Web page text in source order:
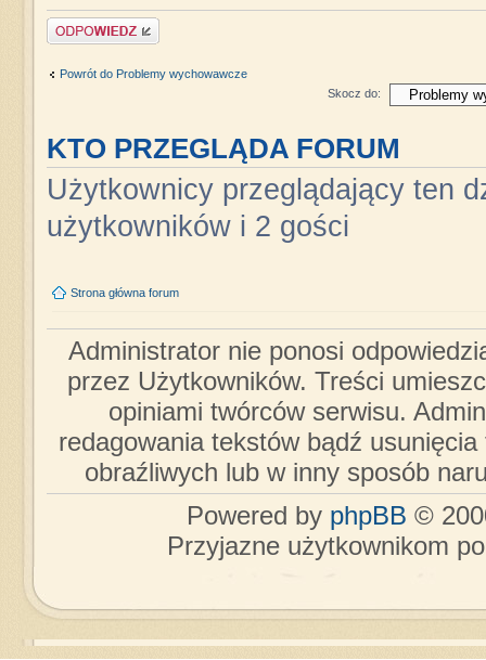
Napisz komentarz
Powrót do Problemy wychowawcze
Skocz do:
KTO PRZEGLĄDA FORUM
Użytkownicy przeglądający ten
użytkowników i 2 gości
Strona główna forum
Administrator nie ponosi
przez Użytkowników. Treści
opiniami twórców serwisu.
redagowania tekstów bądź
obraźliwych lub w inny sposób
Powered by phpBB ©
Przyjazne użytkownikom